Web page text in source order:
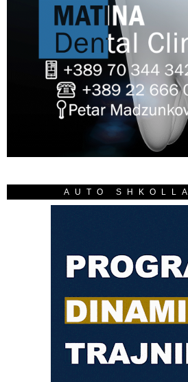
AUTO